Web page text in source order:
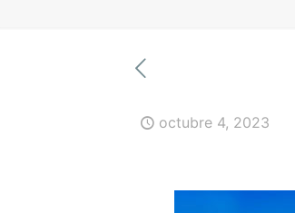
octubre 4, 2023